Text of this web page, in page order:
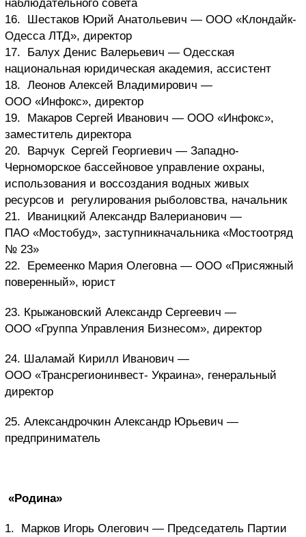
наблюдательного совета
16. Шестаков Юрий Анатольевич — ООО «Клондайк-
Одесса ЛТД», директор
17. Балух Денис Валерьевич — Одесская
национальная юридическая академия, ассистент
18. Леонов Алексей Владимирович —
ООО «Инфокс», директор
19. Макаров Сергей Иванович — ООО «Инфокс»,
заместитель директора
20. Варчук Сергей Георгиевич — Западно-
Черноморское бассейновое управление охраны,
использования и воссоздания водных живых
ресурсов и регулирования рыболовства, начальник
21. Иваницкий Александр Валерианович —
ПАО «Мостобуд», заступникначальника «Мостоотряд
№ 23»
22. Еремеенко Мария Олеговна — ООО «Присяжный
поверенный», юрист
23. Крыжановский Александр Сергеевич —
ООО «Группа Управления Бизнесом», директор
24. Шаламай Кирилл Иванович —
ООО «Трансрегионинвест- Украина», генеральный
директор
25. Александрочкин Александр Юрьевич —
предприниматель
«Родина»
1. Марков Игорь Олегович — Председатель Партии